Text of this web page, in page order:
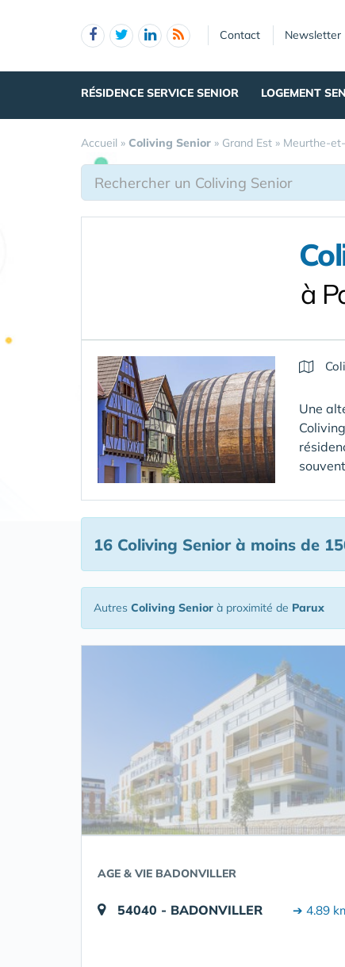
Contact Newsletter
RÉSIDENCE SERVICE SENIOR LOGEMENT
Accueil » Coliving Senior » Grand Est » Meurthe-
à
Une
16 Coliving Seniorà moins de
Autres Coliving Senior à proximité de Parux
AGE & VIE BADONVILLER
54040 - BADONVILLER ➔ 4.89